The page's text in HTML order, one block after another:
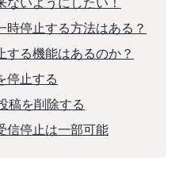
いようにしたい！
時停止する方法はある？
する機能はあるのか？
停止する
稿を削除する
信停止は一部可能